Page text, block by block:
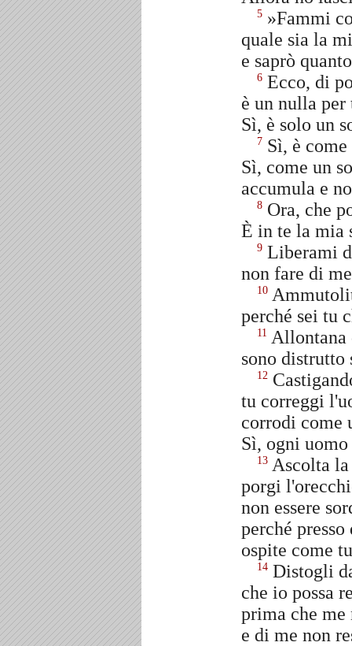
5 »Fammi
quale sia la
e saprò
6 Ecco, di
è un nulla
Sì, è solo un
7 Sì, è
Sì, come un
accumula e
8 Ora, che
È in te la mia
9 Liberami
non fare di
10
perché sei tu
11
sono distrutto
12
tu correggi
corrodi come
Sì, ogni
13 Ascolta
porgi
non essere
perché
ospite come
14 Distogli
che io possa
prima che me
e di me non